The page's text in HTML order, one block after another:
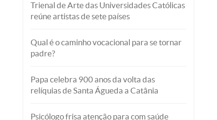
Trienal de Arte das Universidades Católicas
reúne artistas de sete países
Qual é o caminho vocacional para se tornar
padre?
Papa celebra 900 anos da volta das
relíquias de Santa Águeda a Catânia
Psicólogo frisa atenção para com saúde